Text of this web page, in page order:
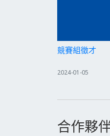
競賽組徵才
2024-01-05
合作夥